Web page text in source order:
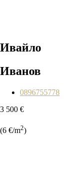
Ивайло
Иванов
0896755778
3 500 €
(6 €/m2)